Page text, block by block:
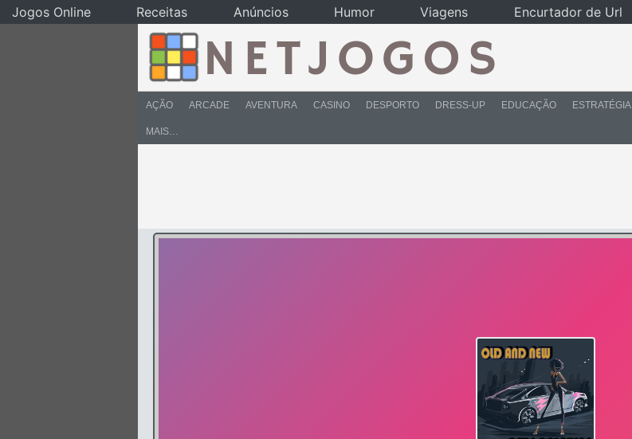
AÇÃO ARCADE AVENTURA CASINO DESPORTO DRESS-UP EDUCAÇÃO ESTRATÉGIA
MAIS…
Jogos Online Receitas Anúncios Humor Viagens Encurtador de Url